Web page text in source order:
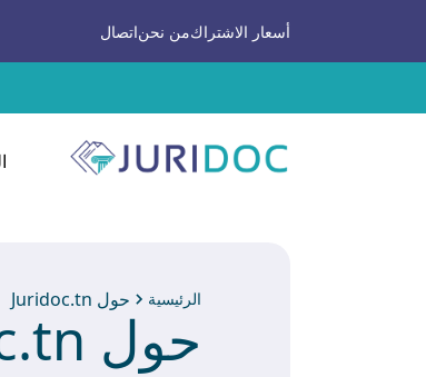
أسعار الاشتراكمن نحناتصال
الرئيسية حول Juridoc.tn
حول Juridoc.tn